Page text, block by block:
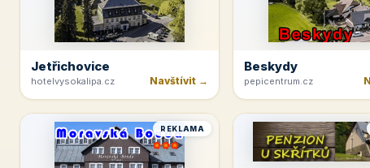
Jetřichovice
hotelvysokalipa.cz Navštívit →
Beskydy
pepicentrum.cz
REKLAMA